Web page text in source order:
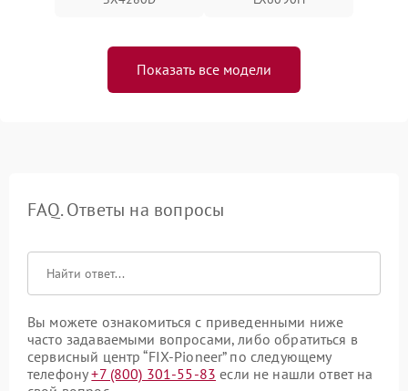
Показать все модели
FAQ. Ответы на вопросы
Вы можете ознакомиться с приведенными ниже
часто задаваемыми вопросами, либо обратиться в
сервисный центр “FIX-Pioneer” по следующему
телефону+7 (800) 301-55-83 если не нашли ответ на